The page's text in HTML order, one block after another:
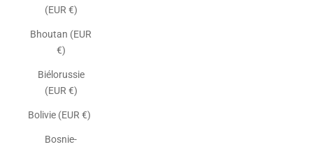
(EUR €)
Bhoutan (EUR
€)
Biélorussie
(EUR €)
Bolivie (EUR €)
Bosnie-